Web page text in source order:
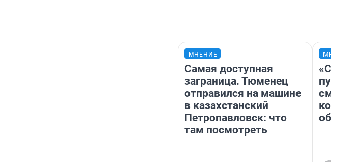
МНЕНИЕ
Самая доступная
заграница. Тюменец
отправился на машине
в казахстанский
Петропавловск: что
там посмотреть